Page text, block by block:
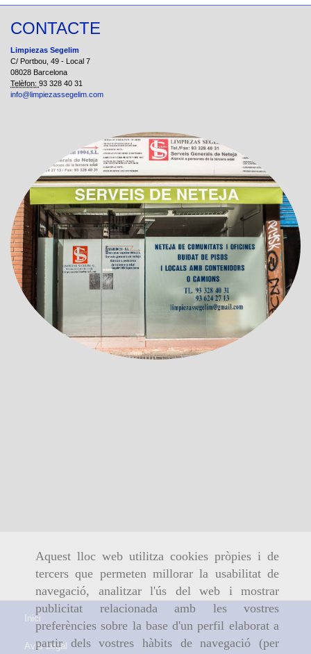
Aquest lloc web utilitza cookies pròpies i de
tercers que permeten millorar la usabilitat de
navegació, analitzar l'ús del web i mostrar
publicitat relacionada amb les vostres
preferències sobre la base d'un perfil elaborat a
partir dels vostres hàbits de navegació (per
CONTACTE
Limpiezas Segelim
C/ Portbou, 49 - Local 7
08028 Barcelona
Telèfon: 93 328 40 31
info@limpiezassegelim.com
Inici
Avís Legal